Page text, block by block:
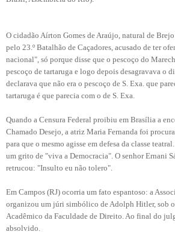
O cidadão Aírton Gomes de Araújo, natural de Brejo
pelo 23.º Batalhão de Caçadores, acusado de ter
nacional", só porque disse que o pescoço do
pescoço de tartaruga e logo depois desagravava o
declarava que não era o pescoço de S. Exa. que
tartaruga é que parecia com o de S. Exa.
Quando a Censura Federal proibiu em Brasília a
Chamado Desejo, a atriz Maria Fernanda foi
para que o mesmo agisse em defesa da classe
um grito de "viva a Democracia". O senhor Ernani
retrucou: "Insulto eu não tolero".
Em Campos (RJ) ocorria um fato espantoso: a
organizou um júri simbólico de Adolph Hitler, sob
Acadêmico da Faculdade de Direito. Ao final do
absolvido.